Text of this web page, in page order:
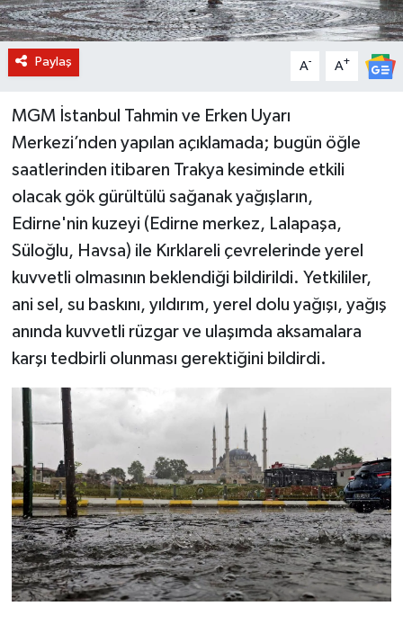
Paylaş A- A+
MGM İstanbul Tahmin ve Erken Uyarı
Merkezi’nden yapılan açıklamada; bugün öğle
saatlerinden itibaren Trakya kesiminde etkili
olacak gök gürültülü sağanak yağışların,
Edirne'nin kuzeyi (Edirne merkez, Lalapaşa,
Süloğlu, Havsa) ile Kırklareli çevrelerinde yerel
kuvvetli olmasının beklendiği bildirildi. Yetkililer,
ani sel, su baskını, yıldırım, yerel dolu yağışı, yağış
anında kuvvetli rüzgar ve ulaşımda aksamalara
karşı tedbirli olunması gerektiğini bildirdi.